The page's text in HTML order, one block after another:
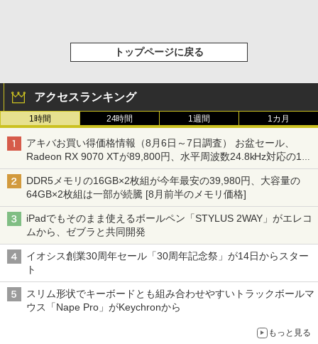
トップページに戻る
アクセスランキング
1時間 24時間 1週間 1カ月
アキバお買い得価格情報（8月6日～7日調査） お盆セール、
Radeon RX 9070 XTが89,800円、水平周波数24.8kHz対応の17
型モニターが9,801円、暑さ指数連動セール ほか
DDR5メモリの16GB×2枚組が今年最安の39,980円、大容量の
64GB×2枚組は一部が続騰 [8月前半のメモリ価格]
iPadでもそのまま使えるボールペン「STYLUS 2WAY」がエレコ
ムから、ゼブラと共同開発
イオシス創業30周年セール「30周年記念祭」が14日からスター
ト
スリム形状でキーボードとも組み合わせやすいトラックボールマ
ウス「Nape Pro」がKeychronから
もっと見る